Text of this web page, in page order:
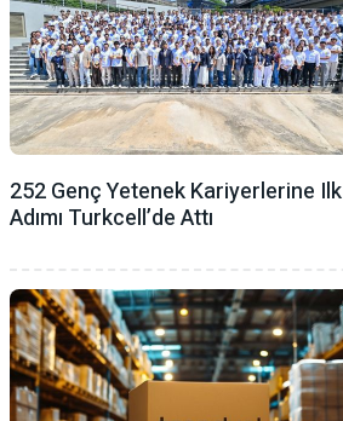
252 Genç Yetenek Kariyerlerine Ilk
Adımı Turkcell’de Attı